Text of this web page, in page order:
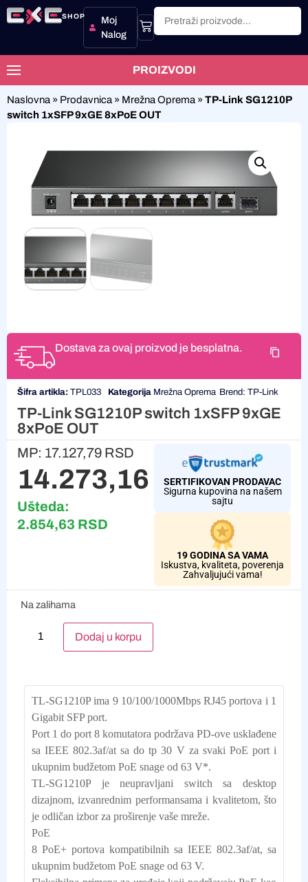
SHOP
Moj
Nalog
PROIZVODI
Naslovna » Prodavnica » Mrežna Oprema » TP-Link SG1210P
switch 1xSFP 9xGE 8xPoE OUT
Dostava za ovaj proizvod je besplatna.
Šifra artikla: TPL033 Kategorija Mrežna Oprema Brend: TP-Link
TP-Link SG1210P switch 1xSFP 9xGE
8xPoE OUT
MP: 17.127,79 RSD
14.273,16 RSD
Ušteda:
2.854,63 RSD
SERTIFIKOVAN PRODAVAC
Sigurna kupovina na našem
sajtu
19 GODINA SA VAMA
Iskustva, kvaliteta, poverenja
Zahvaljujući vama!
Na zalihama
Dodaj u korpu
TL-SG1210P ima 9 10/100/1000Mbps RJ45 portova i 1
Gigabit SFP port.
Port 1 do port 8 komutatora podržava PD-ove usklađene
sa IEEE 802.3af/at sa do tp 30 V za svaki PoE port i
ukupnim budžetom PoE snage od 63 V*.
TL-SG1210P je neupravljani switch sa desktop
dizajnom, izvanrednim performansama i kvalitetom, što
je odličan izbor za proširenje vaše mreže.
PoE
8 PoE+ portova kompatibilnih sa IEEE 802.3af/at, sa
ukupnim budžetom PoE snage od 63 V.